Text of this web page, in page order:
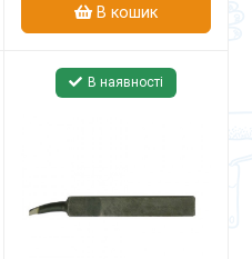
В кошик
В наявності